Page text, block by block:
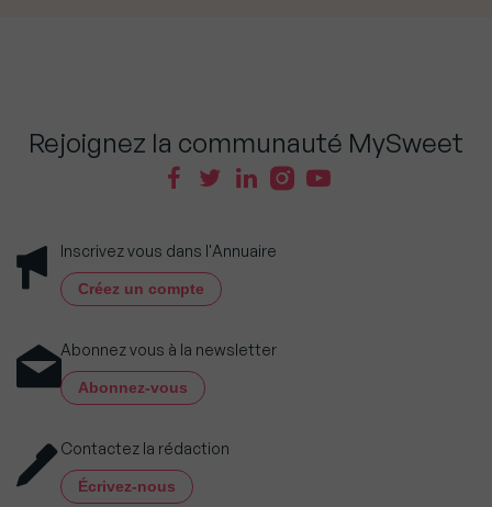
Rejoignez la communauté MySweet
Inscrivez vous dans l'Annuaire
Créez un compte
Abonnez vous à la newsletter
Abonnez-vous
Contactez la rédaction
Écrivez-nous